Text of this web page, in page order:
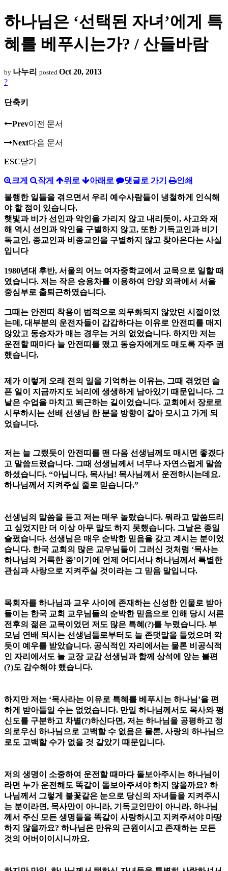
하나님은 ‘선택된 자녀’에게 특
혜를 베푸시는가? / 산들바람
by 나누리 posted Oct 20, 2013
?
단축키
Prev이전 문서
Next다음 문서
ESC닫기
크게 작게 위로 아래로 댓글로 가기
인쇄
불행한 일들을 겪으면서 우리 예수사람들이 냉철하게 인식해
야 할 점이 있습니다.
햇빛과 비가 선인과 악인을 가리지 않고 내리듯이, 사고와 재
해 역시 선인과 악인을 구별하지 않고, 또한 기독교인과 비기
독교인, 종교인과 비종교인을 구별하지 않고 찾아온다는 사실
입니다
1980년대 후반, 서울의 어느 여자중학교에서 교목으로 일할 때
였습니다. 저는 작은 승용차를 이용하여 안양 외곽에서 서울
중심부로 출퇴근하였습니다.
그때는 안전띠 착용이 법적으로 의무화되지 않았던 시절이었
는데, 대부분의 운전자들이 갑갑하다는 이유로 안전띠를 매지
않았고 동승자가 매는 경우는 거의 없었습니다. 하지만 저는
운전할 때마다 늘 안전띠를 맸고 동승자에게도 매도록 자주 권
했습니다.
제가 이렇게 오래 전의 일을 기억하는 이유는, 그때 겪었던 슬
픈 일이 지금까지도 뇌리에 생생하게 남아있기 때문입니다. 그
날은 수업을 마치고 퇴근하는 길이었습니다. 교회에서 장로로
시무하시는 선배 선생님 한 분을 방향이 같아 모시고 가게 되
었습니다.
저는 늘 그랬듯이 안전띠를 맨 다음 선생님께도 매시면 좋겠다
고 말씀드렸습니다. 그때 선생님께서 너무나 자연스럽게 말씀
하셨습니다. “아닙니다, 목사님! 목사님께서 운전하시는데요.
하나님께서 지켜주실 줄로 믿습니다.”
선생님의 말씀을 듣고 저는 매우 놀랐습니다. 뭐라고 말씀드리
고 싶었지만 더 이상 아무 말도 하지 못했습니다. 그날은 종일
슬펐습니다. 선생님은 매우 순박한 믿음을 갖고 계시는 분이었
습니다. 한국 교회의 많은 교우님들이 그러신 것처럼 ‘목사는
하나님의 거룩한 종’이기에 언제 어디서나 하나님께서 특별한
관심과 사랑으로 지켜주실 것이라는 그 믿음 말입니다.
목회자를 하나님과 교우 사이에 존재하는 신성한 인물로 받아
들이는 한국 교회 교우님들의 순박한 믿음으로 인해 당시 서른
전후의 젊은 교목이었던 저도 많은 특혜(?)를 누렸습니다. 부
모님 연배 되시는 선생님들로부터도 늘 존댓말을 들었으며 깍
듯이 예우를 받았습니다. 공식적인 자리에서는 물론 비공식적
인 자리에서도 늘 교장 교감 선생님과 함께 상석에 앉는 불편
(?)도 감수해야 했습니다.
하지만 저는 ‘목사라는 이유로 특혜를 베푸시는 하나님’을 편
하게 받아들일 수는 없었습니다. 만일 하나님께서도 목사와 평
신도를 구분하고 차별(?)하신다면, 저는 하나님을 공평하고 정
의로우신 하나님으로 고백할 수 없음은 물론, 사랑의 하나님으
로도 고백할 수가 없을 것 같았기 때문입니다.
저의 생명이 소중하여 운전할 때마다 돌보아주시는 하나님이
라면 누가 운전해도 똑같이 돌보아주셔야 하지 않을까요? 하
나님께서 그렇게 불꽃같은 눈으로 당신의 자녀들을 지켜주시
는 분이라면, 목사만이 아니라, 기독교인만이 아니라, 하나님
께서 주신 모든 생명들을 똑같이 사랑하시고 지켜주셔야 마땅
하지 않을까요? 하나님은 만유의 근원이시고 존재하는 모든
것의 어버이이시니까요.